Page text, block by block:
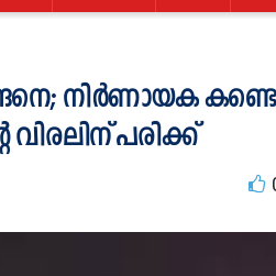
നിര്‍ണായക
പരിക്ക്